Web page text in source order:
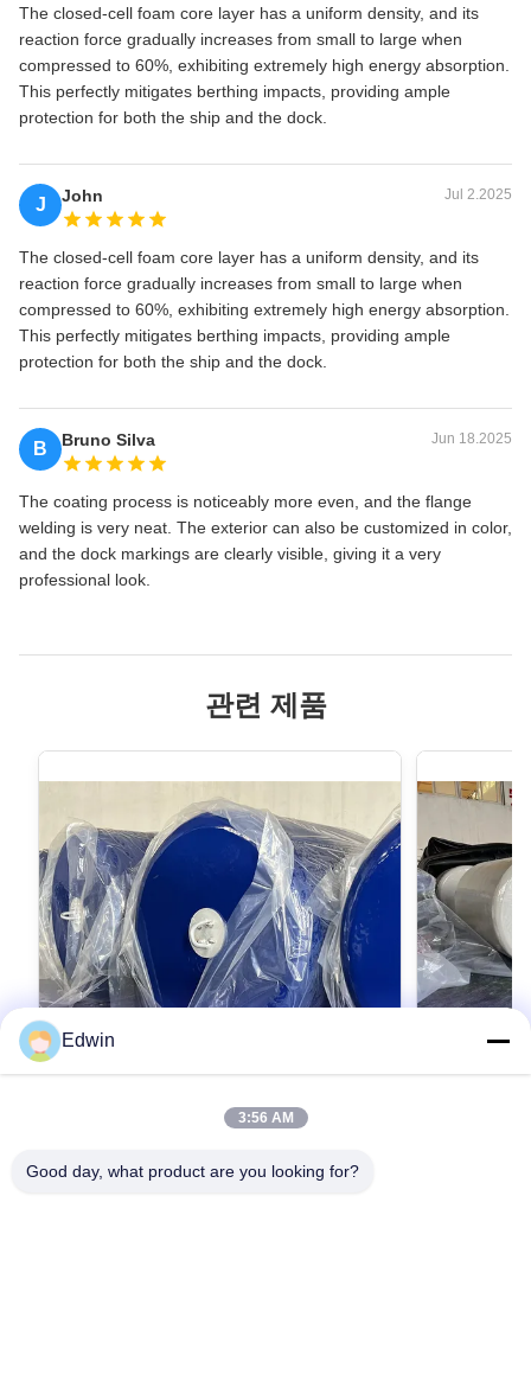
The closed-cell foam core layer has a uniform density, and its
reaction force gradually increases from small to large when
compressed to 60%, exhibiting extremely high energy absorption.
This perfectly mitigates berthing impacts, providing ample
protection for both the ship and the dock.
J John Jul 2.2025
The closed-cell foam core layer has a uniform density, and its
reaction force gradually increases from small to large when
compressed to 60%, exhibiting extremely high energy absorption.
This perfectly mitigates berthing impacts, providing ample
protection for both the ship and the dock.
B Bruno Silva Jun 18.2025
The coating process is noticeably more even, and the flange
welding is very neat. The exterior can also be customized in color,
and the dock markings are clearly visible, giving it a very
professional look.
관련 제품
사용자 정의 크기 0.5-4.8m 지름
Edwin
3:56 AM
Good day, what product are you looking for?